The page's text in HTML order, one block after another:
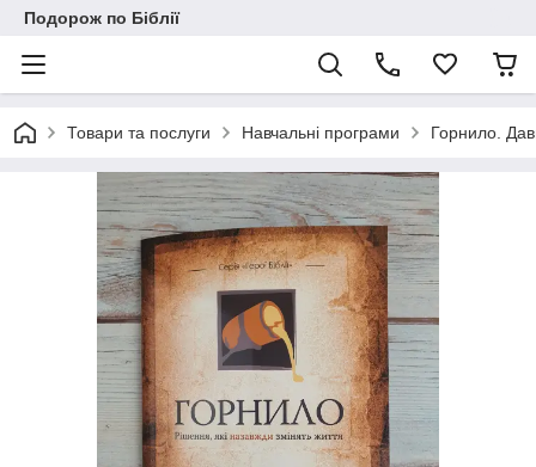
Подорож по Біблії
Товари та послуги Навчальні програми Горнило.